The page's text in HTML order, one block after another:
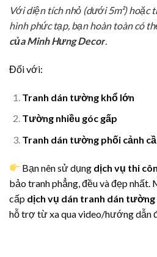
Với diện tích nhỏ (dưới 5m²) hoặc
hình phức tạp, bạn hoàn toàn có
của Minh Hưng Decor.
Đối với:
Tranh dán tường khổ lớn
Tường nhiều góc gấp
Tranh dán tường phối cảnh
Bạn nên sử dụng dịch vụ thi
bảo tranh phẳng, đều và đẹp nhất.
cấp dịch vụ dán tranh dán tường
hỗ trợ từ xa qua video/hướng dẫn